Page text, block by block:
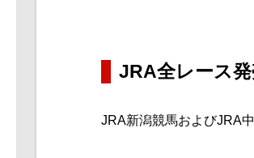
JRA全レース
JRA新潟競馬およびJRA